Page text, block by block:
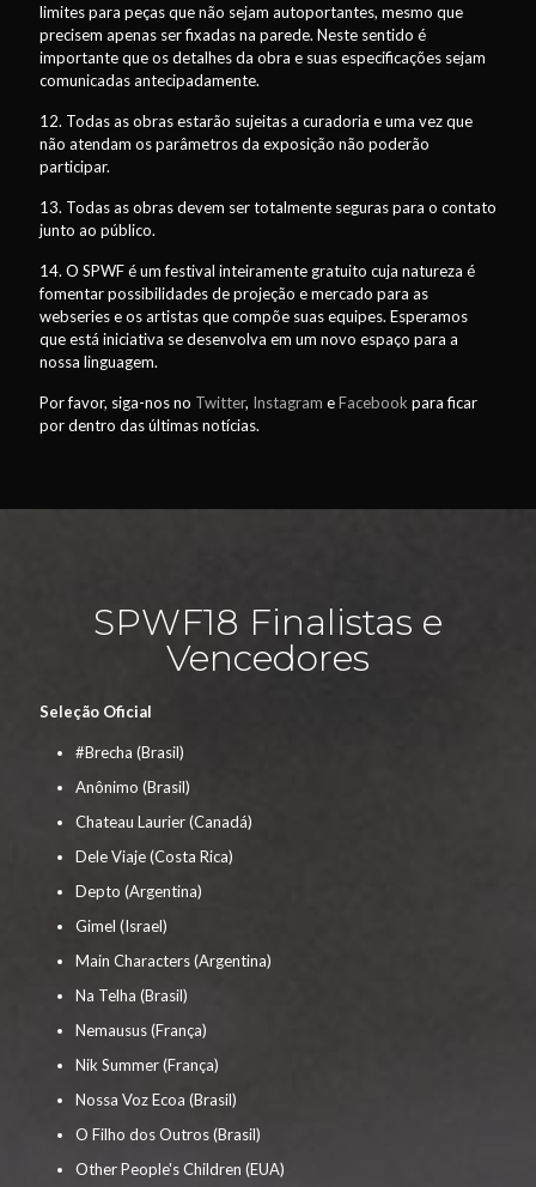
limites para peças que não sejam autoportantes, mesmo que
precisem apenas ser fixadas na parede. Neste sentido é
importante que os detalhes da obra e suas especificações sejam
comunicadas antecipadamente.
12. Todas as obras estarão sujeitas a curadoria e uma vez que
não atendam os parâmetros da exposição não poderão
participar.
13. Todas as obras devem ser totalmente seguras para o contato
junto ao público.
14. O SPWF é um festival inteiramente gratuito cuja natureza é
fomentar possibilidades de projeção e mercado para as
webseries e os artistas que compõe suas equipes. Esperamos
que está iniciativa se desenvolva em um novo espaço para a
nossa linguagem.
Por favor, siga-nos no Twitter, Instagram eFacebook para ficar
por dentro das últimas notícias.
SPWF18 Finalistas e
Vencedores
Seleção Oficial
#Brecha (Brasil)
Anônimo (Brasil)
Chateau Laurier (Canadá)
Dele Viaje (Costa Rica)
Depto (Argentina)
Gimel (Israel)
Main Characters (Argentina)
Na Telha (Brasil)
Nemausus (França)
Nik Summer (França)
Nossa Voz Ecoa (Brasil)
O Filho dos Outros (Brasil)
Other People's Children (EUA)